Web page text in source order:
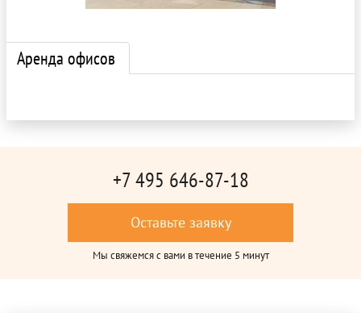
Аренда офисов
+7 495 646-87-18
Оставьте заявку
Мы свяжемся с вами в течение 5 минут